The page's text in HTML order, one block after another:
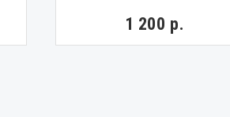
1 200 р.